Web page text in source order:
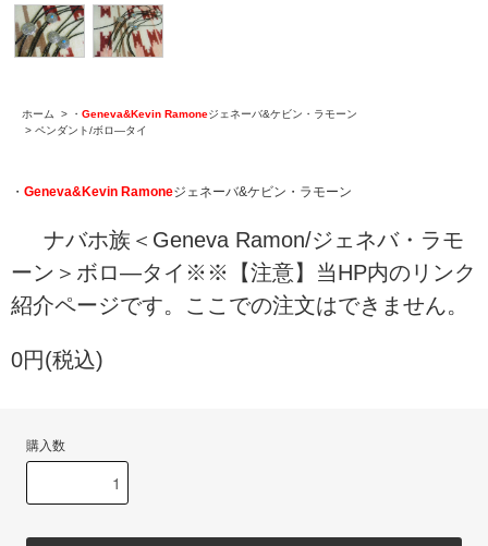
ホーム > ・ Geneva&Kevin Ramoneジェネーバ&ケビン・ラモーン
> ペンダント/ボロ―タイ
・ Geneva&Kevin Ramoneジェネーバ&ケビン・ラモーン
ナバホ族＜Geneva Ramon/ジェネバ・ラモ
ーン＞ボロ―タイ※※【注意】当HP内のリンク
紹介ページです。ここでの注文はできません。
0円(税込)
購入数